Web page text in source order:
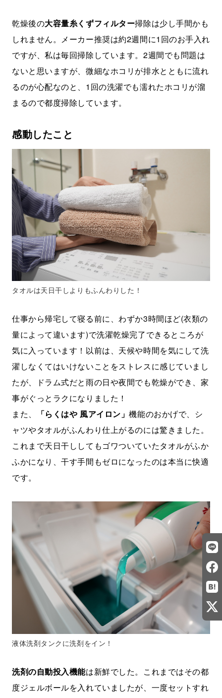
乾燥後の大容量糸くずフィルター掃除は少し手間かも
しれません。メーカー推奨は約2週間に1回のお手入れ
ですが、私は毎回掃除しています。2週間でも問題は
ないと思いますが、微細なホコリが排水とともに流れ
るのが心配なのと、1回の洗濯でも濡れたホコリが溜
まるので都度掃除しています。
感動したこと
タオルは天日干しよりもふんわりした！
仕事から帰宅して寝る前に、わずか3時間ほど(衣類の
量によって違います)で洗濯乾燥完了できるところが
気に入っています！以前は、天候や時間を気にして洗
濯しなくてはいけないことをストレスに感じていまし
たが、ドラム式だと雨の日や夜間でも乾燥ができ、家
事がぐっとラクになりました！
また、
「らくはや 風アイロン」機能のおかげで、シ
ャツやタオルがふんわり仕上がるのには驚きました。
これまで天日干ししてもゴワついていたタオルがふか
ふかになり、干す手間もゼロになったのは本当に快適
です。
液体洗剤タンクに洗剤をイン！
洗剤の自動投入機能は新鮮でした。これまではその都
度ジェルボールを入れていましたが、一度セットすれ